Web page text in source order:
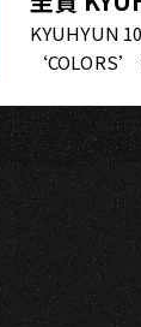
KYUHYUN